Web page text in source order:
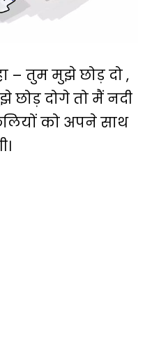
तुम मुझे छोड़ दो ,
छोड़ दोगे तो मैं नदी
को अपने साथ